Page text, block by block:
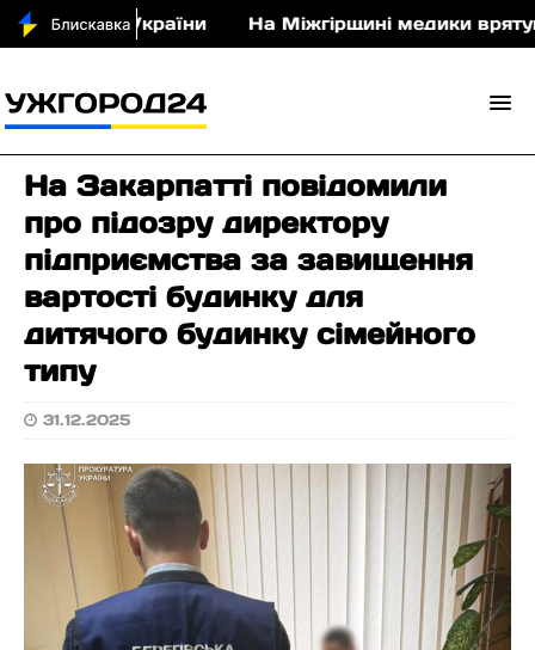
для України На Міжгірщині медики
На Закарпатті повідомили
про підозру директору
підприємства за завищення
вартості будинку для
дитячого будинку сімейного
типу
31.12.2025